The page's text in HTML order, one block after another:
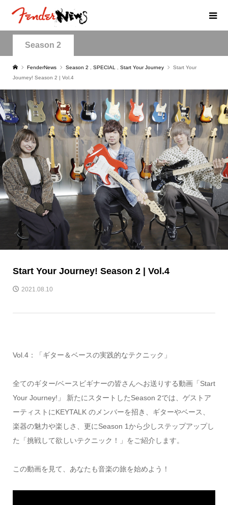
Season 2
FenderNews Season 2 SPECIAL Start Your Journey
Start Your
Journey! Season 2 | Vol.4
Start Your Journey! Season 2 | Vol.4
2021.08.10
Vol.4：「ギター＆ベースの実践的なテクニック」
全てのギター/ベースビギナーの皆さんへお送りする動画「Start
Your Journey!」 新たにスタートしたSeason 2では、ゲストア
ーティストにKEYTALK のメンバーを招き、ギターやベース、
楽器の魅力や楽しさ、更にSeason 1から少しステップアップし
た「挑戦して欲しいテクニック！」をご紹介します。
この動画を見て、あなたも音楽の旅を始めよう！